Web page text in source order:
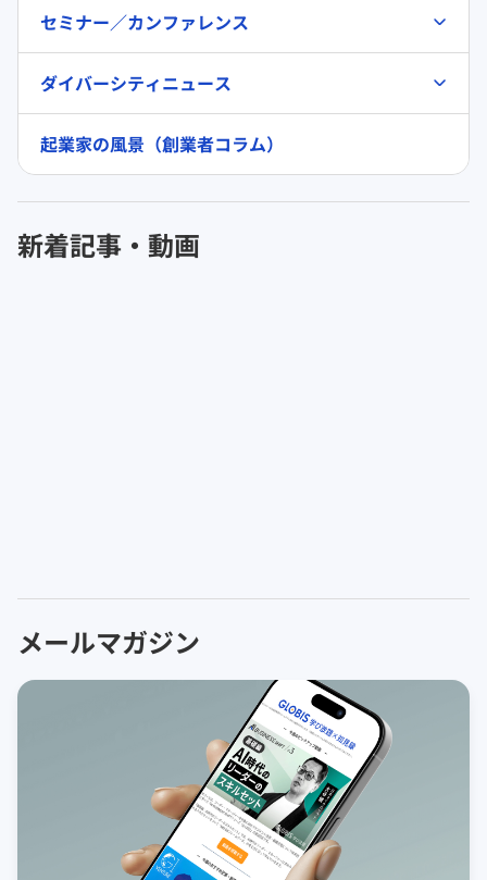
セミナー／カンファレンス
ダイバーシティニュース
起業家の風景（創業者コラム）
新着記事・動画
メールマガジン